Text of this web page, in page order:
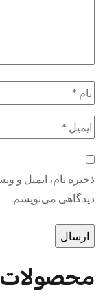
ذخیره نام، ایمیل و
دیدگاهی می‌نویسم.
محصولات